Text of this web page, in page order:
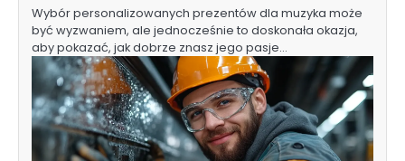
Wybór personalizowanych prezentów dla muzyka może
być wyzwaniem, ale jednocześnie to doskonała okazja,
aby pokazać, jak dobrze znasz jego pasje…